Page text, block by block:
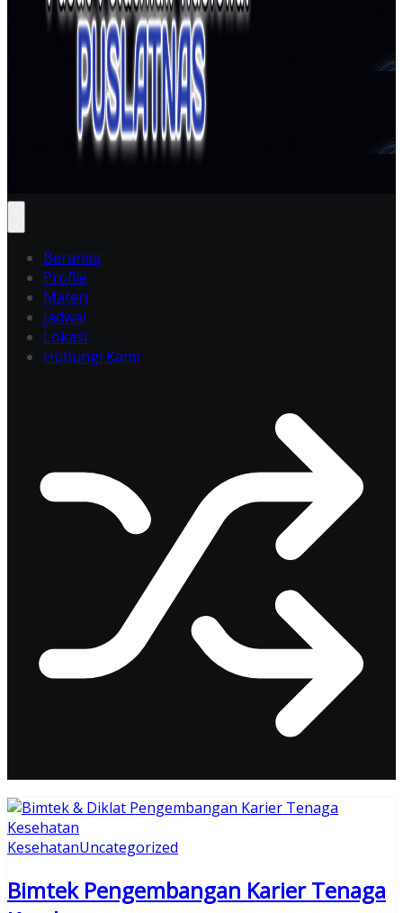
Beranda
Profile
Materi
Jadwal
Lokasi
Hubungi Kami
KesehatanUncategorized
Bimtek Pengembangan Karier Tenaga